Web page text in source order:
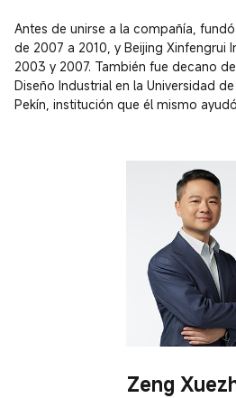
Antes de unirse a la compañía,
de 2007 a 2010, y Beijing Xinfengrui
2003 y 2007. También fue decano
Diseño Industrial en la Universidad
Pekín, institución que él mismo
Zeng